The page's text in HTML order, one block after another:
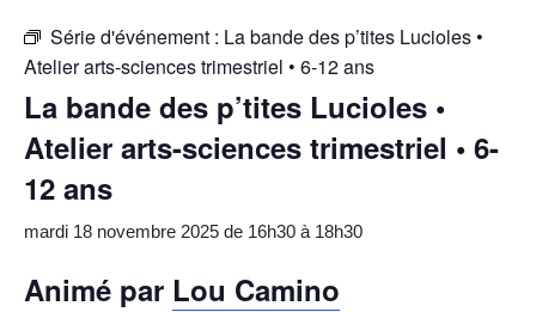
Série d'événement : La bande des p’tites Lucioles •
Atelier arts-sciences trimestriel • 6-12 ans
La bande des p’tites Lucioles •
Atelier arts-sciences trimestriel • 6-
12 ans
mardi 18 novembre 2025 de 16h30 à 18h30
Animé par Lou Camino